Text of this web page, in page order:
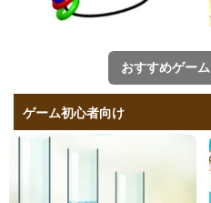
おすすめゲー
ゲーム初心者向け